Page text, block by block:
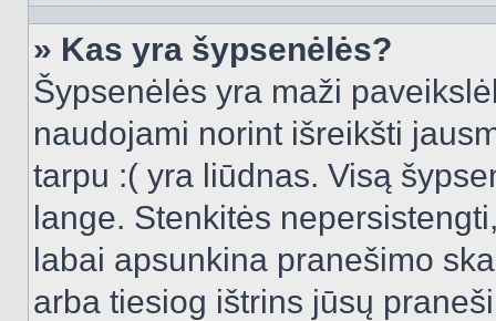
» Kas yra šypsenėlės?
Šypsenėlės yra maži
naudojami norint išreikšti
tarpu :( yra liūdnas. Visą
lange. Stenkitės
labai apsunkina pranešimo
arba tiesiog ištrins jūsų